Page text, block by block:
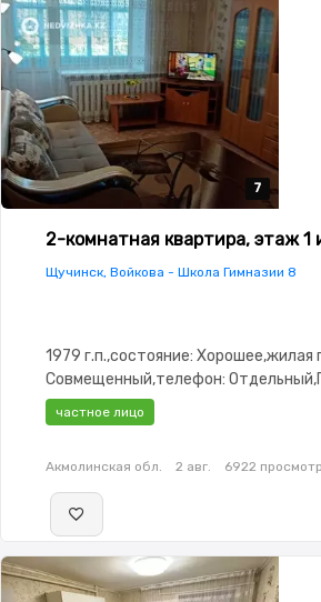
7
7
7
7
7
2-комнатная квартира, этаж 1
Щучинск, Войкова - Школа Гимназии 8
1979 г.п.,состояние: Хорошее,жилая
Совмещенный,телефон:
меблирована,паркинг:
изолированы,Встроенная кухня
частное лицо
Акмолинская обл. 2 авг. 6922